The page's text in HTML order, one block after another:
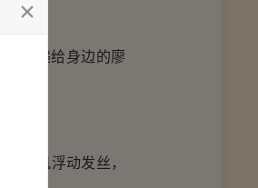
了。
帽递给身边的廖
清风浮动发丝，